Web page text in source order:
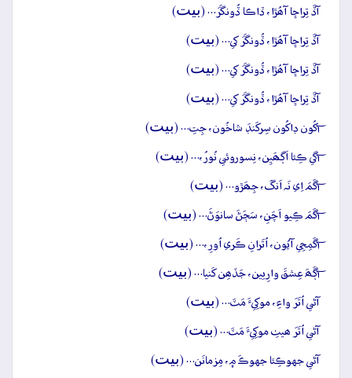
آڏَ تِراڇا آھُڙا، ڏاڪا ڏُونگَرَ… (بيت)
آڏَ تِراڇا آھُڙا، ڏُونگَرَ کي… (بيت)
آڏَ تِراڇا آھُڙا، ڏُونگَرَ کي… (بيت)
آڏَ تِراڇا آھُڙا، ڏُونگَرَ کي… (بيت)
آکُون ڊاکُون سِرکَنڊَ شاخُون، جِتِ… (بيت)
آگي ڪِئا اَڳھَيِن، نِسوروئي نُورُ،… (بيت)
آگَمَ اِي نَہ اَنگَ، جِھَڙو… (بيت)
آگَمَ ڪِيو اَچَنِ، سَڄَڻَ سانوَڻَ… (بيت)
آگَمِجِي آيُون، اُتَرانِ ڪَري اُورِ،… (بيت)
آڳَھَ عِشقَ وارِيين، جَڏھِن کَنيا… (بيت)
آڻي اُتَرَ واءِ، موکِيءَ مَٽَ… (بيت)
آڻي اُتَرَ ھيٺِ موکِيءَ مَٽَ… (بيت)
آڻي جهوڪِئا جهوڪَ ۾، مِزمانَن… (بيت)